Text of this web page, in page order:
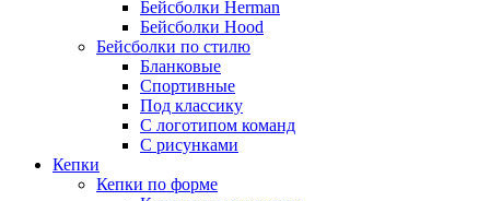
Бейсболки Herman
Бейсболки Hood
Бейсболки по стилю
Бланковые
Спортивные
Под классику
С логотипом команд
С рисунками
Кепки
Кепки по форме